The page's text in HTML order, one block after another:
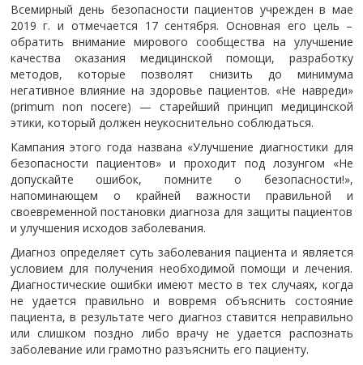
Всемирный день безопасности пациентов учрежден в мае
2019 г. и отмечается 17 сентября. Основная его цель –
обратить внимание мирового сообщества на улучшение
качества оказания медицинской помощи, разработку
методов, которые позволят снизить до минимума
негативное влияние на здоровье пациентов. «Не навреди»
(primum non nocere) — старейший принцип медицинской
этики, который должен неукоснительно соблюдаться.
Кампания этого года названа «Улучшение диагностики для
безопасности пациентов» и проходит под лозунгом «Не
допускайте ошибок, помните о безопасности!»,
напоминающем о крайней важности правильной и
своевременной постановки диагноза для защиты пациентов
и улучшения исходов заболевания.
Диагноз определяет суть заболевания пациента и является
условием для получения необходимой помощи и лечения.
Диагностические ошибки имеют место в тех случаях, когда
не удается правильно и вовремя объяснить состояние
пациента, в результате чего диагноз ставится неправильно
или слишком поздно либо врачу не удается распознать
заболевание или грамотно разъяснить его пациенту.